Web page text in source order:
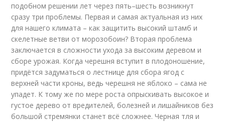
подобном решении лет через пять–шесть возникнут
сразу три проблемы. Первая и самая актуальная из них
для нашего климата – как защитить высокий штамб и
скелетные ветви от морозобоин? Вторая проблема
заключается в сложности ухода за высоким деревом и
сборе урожая. Когда черешня вступит в плодоношение,
придётся задуматься о лестнице для сбора ягод с
верхней части кроны, ведь черешня не яблоко – сама не
упадет. К тому же по мере роста опрыскивать высокое и
густое дерево от вредителей, болезней и лишайников без
большой стремянки станет всё сложнее. Черная тля и